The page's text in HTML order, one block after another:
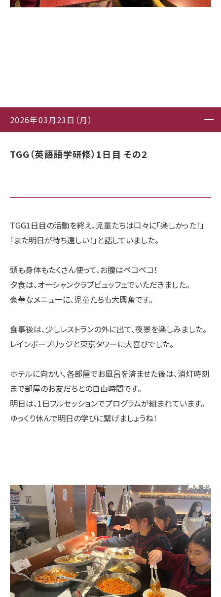
2026年03月23日（月）
TGG（英語語学研修）1日目 その2
TGG1日目の活動を終え、児童たちは口々に「楽しかった！」
「また明日が待ち遠しい！」と話していました。
頭も身体もたくさん使って、お腹はペコペコ！
夕食は、オーシャンクラブビュッフェでいただきました。
豪華なメニューに、児童たちも大興奮です。
食事後は、少しレストランの外に出て、夜景を楽しみました。
レインボーブリッジと東京タワーに大喜びでした。
ホテルに向かい、各部屋でお風呂を済ませた後は、消灯時刻
まで部屋のお友だちとの自由時間です。
明日は、1日フルセッションでプログラムが組まれています。
ゆっくり休んで明日の学びに繋げましょうね！